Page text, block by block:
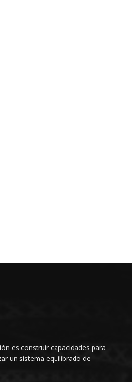
es construir capacidades para
un sistema equilibrado de